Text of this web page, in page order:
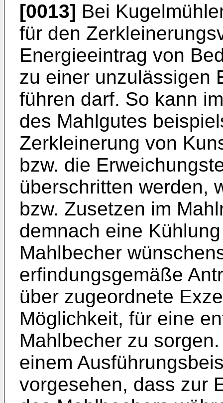
[0013] Bei
für den
Energieeintrag von
zu einer unzulässigen
führen darf. So kann
des Mahlgutes
Zerkleinerung von
bzw. die
überschritten werden,
bzw. Zusetzen im
demnach eine
Mahlbecher
erfindungsgemäße
über zugeordnete
Möglichkeit, für eine
Mahlbecher zu
einem
vorgesehen, dass zur